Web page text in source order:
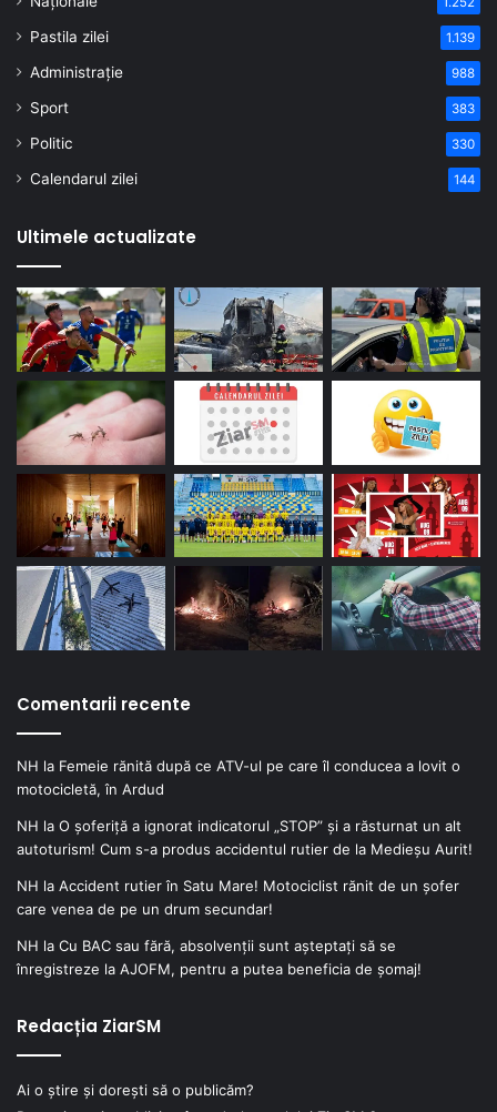
Pastila zilei 1.139
Administrație 988
Sport 383
Politic 330
Calendarul zilei 144
Ultimele actualizate
Comentarii recente
NH la Femeie rănită după ce ATV-ul pe care îl conducea a lovit o
motocicletă, în Ardud
NH la O șoferiță a ignorat indicatorul „STOP” și a răsturnat un alt
autoturism! Cum s-a produs accidentul rutier de la Medieșu Aurit!
NH la Accident rutier în Satu Mare! Motociclist rănit de un șofer
care venea de pe un drum secundar!
NH la Cu BAC sau fără, absolvenții sunt așteptați să se
înregistreze la AJOFM, pentru a putea beneficia de șomaj!
Redacția ZiarSM
Ai o știre și dorești să o publicăm?